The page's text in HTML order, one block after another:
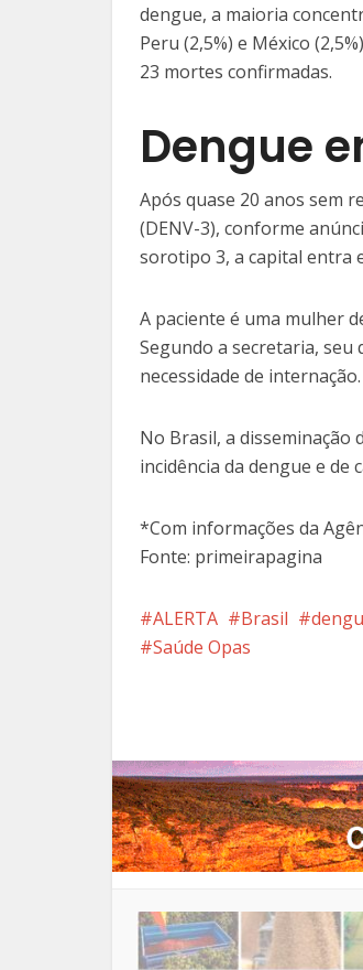
dengue, a maioria
Peru (2,5%) e México
23 mortes confirmadas.
Dengue
Após quase 20 anos sem
(DENV-3), conforme
sorotipo 3, a capital entra
A paciente é uma mulher
Segundo a secretaria,
necessidade de internação.
No Brasil, a disseminação
incidência da dengue e de
*Com informações da
Fonte: primeirapagina
ALERTA Brasil
Saúde Opas